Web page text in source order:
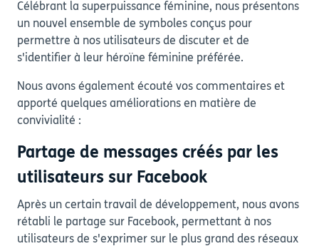
Célébrant la superpuissance féminine, nous présentons
un nouvel ensemble de symboles conçus pour
permettre à nos utilisateurs de discuter et de
s'identifier à leur héroïne féminine préférée.
Nous avons également écouté vos commentaires et
apporté quelques améliorations en matière de
convivialité :
Partage de messages créés par les
utilisateurs sur Facebook
Après un certain travail de développement, nous avons
rétabli le partage sur Facebook, permettant à nos
utilisateurs de s'exprimer sur le plus grand des réseaux